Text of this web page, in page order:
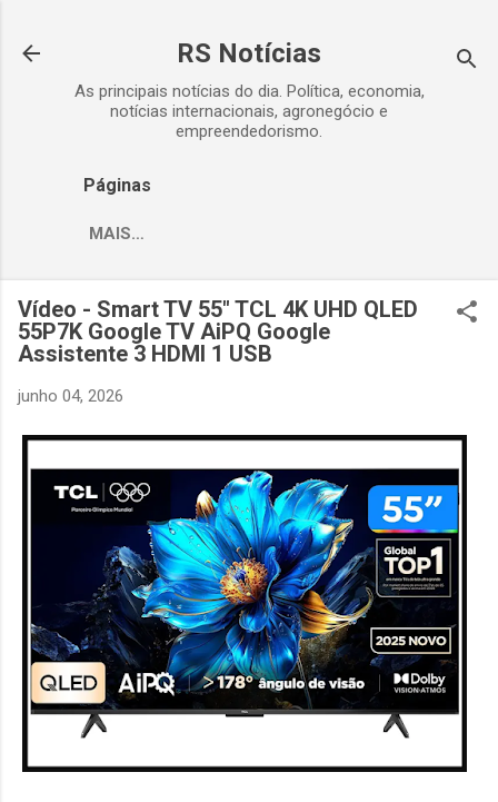
RS Notícias
As principais notícias do dia. Política, economia,
notícias internacionais, agronegócio e
empreendedorismo.
Páginas
MAIS…
Vídeo - Smart TV 55" TCL 4K UHD QLED
55P7K Google TV AiPQ Google
Assistente 3 HDMI 1 USB
junho 04, 2026